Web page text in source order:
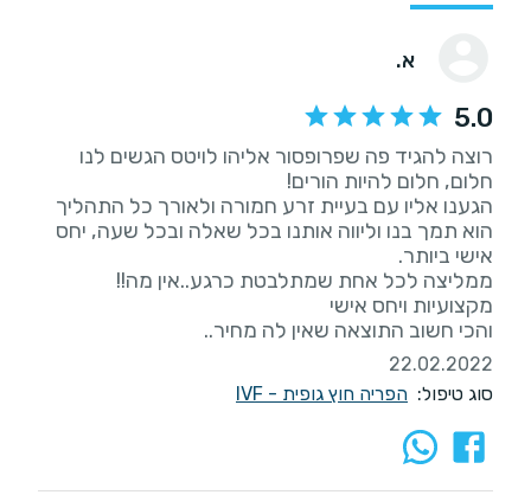
א.
5.0
רוצה להגיד פה שפרופסור אליהו לויטס הגשים לנו
הגענו אליו עם בעיית זרע חמורה ולאורך כל התהליך
הוא תמך בנו וליווה אותנו בכל שאלה ובכל שעה, יחס
והכי חשוב התוצאה שאין לה מחיר..
22.02.2022
סוג טיפול: הפריה חוץ גופית - IVF